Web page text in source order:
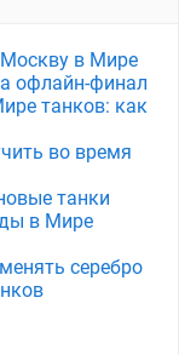
в Мире
офлайн-финал
танков: как
во время
танки
в Мире
серебро